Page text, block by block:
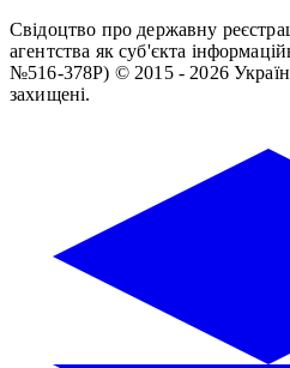
Свідоцтво про державну
агентства як суб'єкта
№516-378Р) © 2015 - 2026
захищені.